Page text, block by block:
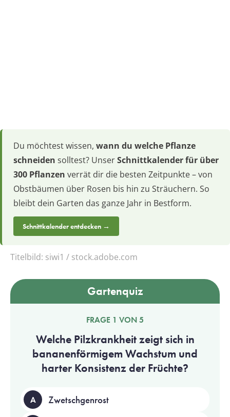
Du möchtest wissen, wann du welche Pflanze
schneiden solltest? UnserSchnittkalender für über
300 Pflanzen verrät dir die besten Zeitpunkte – von
Obstbäumen über Rosen bis hin zu Sträuchern. So
bleibt dein Garten das ganze Jahr in Bestform.
Schnittkalender entdecken →
Titelbild: siwi1 / stock.adobe.com
Gartenquiz
FRAGE 1 VON 5
Welche Pilzkrankheit zeigt sich in
bananenförmigem Wachstum und
harter Konsistenz der Früchte?
A Zwetschgenrost